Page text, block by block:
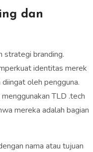
dan
strategi branding.
identitas merek
oleh pengguna.
TLD .tech
mereka adalah bagian
nama atau tujuan